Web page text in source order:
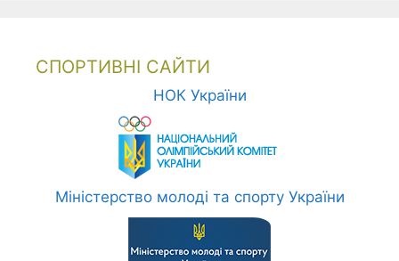
СПОРТИВНІ САЙТИ
НОК України
Міністерство молоді та спорту України